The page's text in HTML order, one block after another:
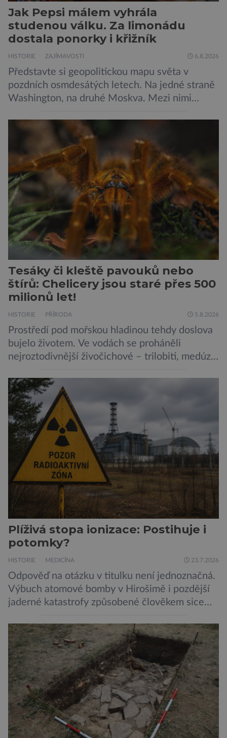
Jak Pepsi málem vyhrála
studenou válku. Za limonádu
dostala ponorky i křižník
HISTORIE ZAJÍMAVOSTI 6.8.2026
Představte si geopolitickou mapu světa v
pozdních osmdesátých letech. Na jedné straně
Washington, na druhé Moskva. Mezi nimi
padesátkrát dokola, železná opona a miliony
vojáků v permanentní pohotovosti. A pak je tu
Donald Kendall, generální ředitel společnosti
PepsiCo, který se v květnu roku 1989 stává
admirálem flotily, jež čítá sedmnáct […]
Tesáky či kleště pavouků nebo
štírů: Chelicery jsou staré přes 500
milionů let!
HISTORIE PŘÍRODA 5.8.2026
Prostředí pod mořskou hladinou tehdy doslova
bujelo životem. Ve vodách se proháněli
nejroztodivnější živočichové – trilobiti, medúzy
prazvláštní stonožce podobný tvor, který měl
zárodky zbraní typických pro dnešní pavouky.
Pavouci, štíři či klíšťata jsou členovci patřící do
skupiny klepítkatců. Vyznačují se takzvanými
chelicerami, které u nich představují právě […]
Plíživá stopa ionizace: Postihuje i
potomky?
HISTORIE MEDICÍNA 23.7.2026
Odpověď na otázku v titulku není jednoznačná.
Výbuch atomové bomby v Hirošimě i pozdější
jaderné katastrofy způsobené člověkem sice
slabší a dlouhodobé záření poškozuje DNA.
Přesto není stále zcela jasné, nakolik se mutace
vzniklé ozářením přenášejí na potomstvo. Před
pěti lety, těsně před 35. výročím výbuchu
Černobylské jaderné elektrárny, […]